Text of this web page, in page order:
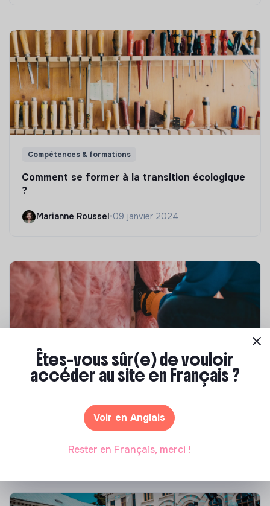
Compétences & formations
Comment se former à la transition écologique
?
Marianne Roussel •09 janvier 2024
Top 8 des formations en rénovation
énergétique des bâtiments
Marianne Roussel• 21 janvier 2025
Êtes-vous sûr(e) de vouloir
accéder au site en Français ?
Voir en Anglais
Rester en Français, merci !